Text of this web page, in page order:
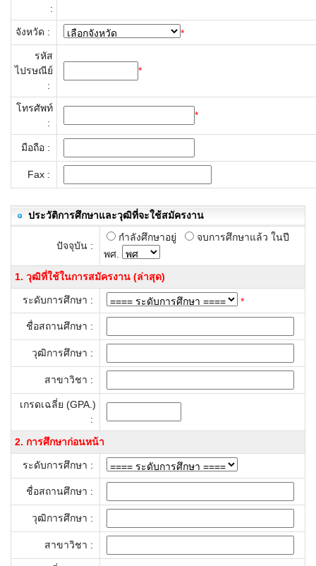
:
จังหวัด :
*
รหัส
ไปรษณีย์
:
*
โทรศัพท์
:
*
มือถือ :
Fax :
ประวัติการศึกษาและวุฒิที่จะใช้สมัครงาน
ปัจจุบัน :
กำลังศึกษาอยู่
จบการศึกษาแล้ว ในปี
พศ.
1. วุฒิที่ใช้ในการสมัครงาน (ล่าสุด)
ระดับการศึกษา : *
ชื่อสถานศึกษา :
วุฒิการศึกษา :
สาขาวิชา :
เกรดเฉลี่ย (GPA.)
:
2. การศึกษาก่อนหน้า
ระดับการศึกษา :
ชื่อสถานศึกษา :
วุฒิการศึกษา :
สาขาวิชา :